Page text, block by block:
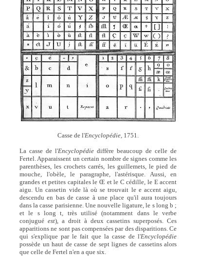
Casse de l'Encyclopédie, 1751.
La casse de l'Encyclopédie diffère beaucoup de celle de
Fertel. Apparaissent un certain nombre de signes comme les
parenthèses, les crochets carrés, les guillemets, le pied de
mouche, l'obèle, le paragraphe, l'astérisque. Aussi, en
grandes et petites capitales le Œ et le C cédille, le E accent
aigu. Un cassetin vide là où se trouvait le e accent aigu,
descendu en bas de casse à une place qu'il aura toujours
dans la casse parisienne. Une nouvelle ligature, le s long b ;
et le s long t, très utilisé (notamment dans le verbe
conjugué est), a droit à deux cassetins superposés. Ces
apparitions ne sont pas compensées par des disparitions. Ce
qui s'explique par le fait que la casse de l'Encyclopédie
possède un haut de casse de sept lignes de cassetins alors
que celle de Fertel n'en a que six.